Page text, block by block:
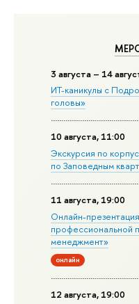
3 августа – 14
ИТ-каникулы с
головы»
10 августа, 11:00
Экскурсия по
по Заповедным
11 августа, 19:00
Онлайн-
профессиональной
менеджмент»
онлайн
12 августа, 19:00